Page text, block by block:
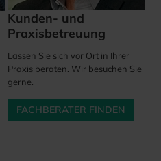
Kunden- und
Praxisbetreuung
Lassen Sie sich vor Ort in Ihrer
Praxis beraten. Wir besuchen Sie
gerne.
FACHBERATER FINDEN